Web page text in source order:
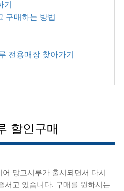
기
구매하는 방법
전용매장 찾아가기
할인구매
망고시루가 출시되면서 다시
서고 있습니다. 구매를 원하시는